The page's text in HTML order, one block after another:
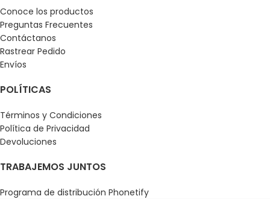
Conoce los productos
Preguntas Frecuentes
Contáctanos
Rastrear Pedido
Envíos
POLÍTICAS
Términos y Condiciones
Política de Privacidad
Devoluciones
TRABAJEMOS JUNTOS
Programa de distribución Phonetify